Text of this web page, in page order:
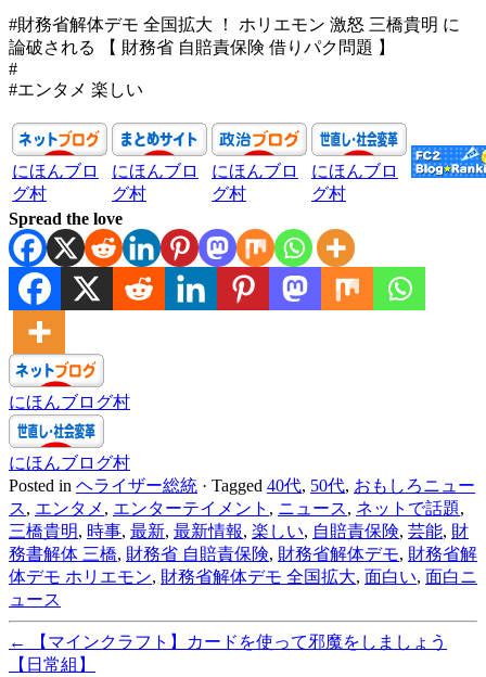
#財務省解体デモ 全国拡大 ！ ホリエモン 激怒 三橋貴明 に
論破される 【 財務省 自賠責保険 借りパク問題 】
#
#エンタメ 楽しい
にほんブロ
グ村
にほんブロ
グ村
にほんブロ
グ村
にほんブロ
グ村
Spread the love
にほんブログ村
にほんブログ村
Posted in ヘライザー総統 · Tagged 40代, 50代, おもしろニュー
ス, エンタメ , エンターテイメント , ニュース, ネットで話題,
三橋貴明, 時事, 最新, 最新情報, 楽しい, 自賠責保険, 芸能, 財
務書解体 三橋, 財務省 自賠責保険, 財務省解体デモ, 財務省解
体デモ ホリエモン, 財務省解体デモ 全国拡大, 面白い, 面白ニ
ュース
←
【マインクラフト】カードを使って邪魔をしましょう
【日常組】